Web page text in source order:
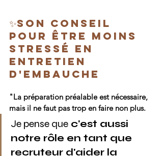
✨Son conseil
pour être moins
stressé en
entretien
d'embauche
"La préparation préalable est nécessaire,
mais il ne faut pas trop en faire non plus.
Je pense que c'est aussi
notre rôle en tant que
recruteur d'aider la